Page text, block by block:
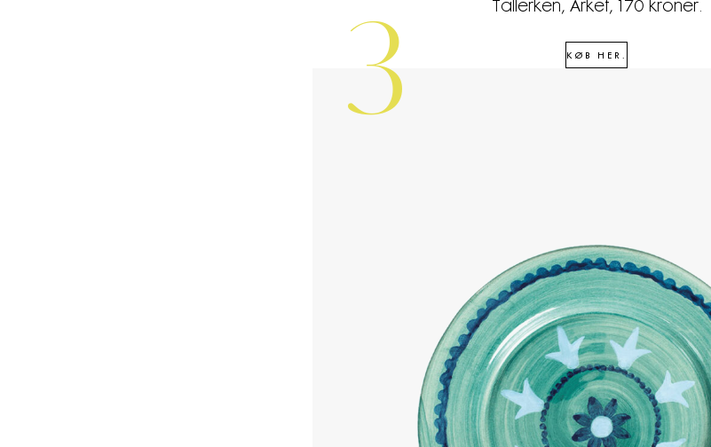
Tallerken, Arket, 170 kroner.
KØB HER.
3